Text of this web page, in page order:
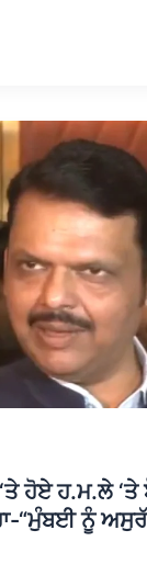
ਹੋਏ ਹ.ਮ.ਲੇ ‘ਤੇ
“ਮੁੰਬਈ ਨੂੰ